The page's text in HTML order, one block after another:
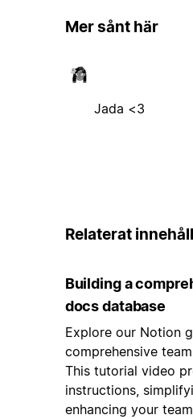
Mer sånt här
Jada <3
Relaterat innehåll
Building a
docs database
Explore our Notion
comprehensive
This tutorial video
instructions,
enhancing your